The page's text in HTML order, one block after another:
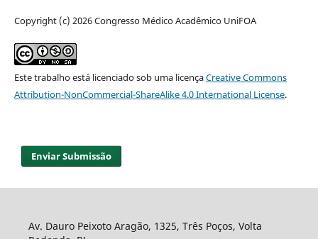
Copyright (c) 2026 Congresso Médico Acadêmico UniFOA
Este trabalho está licenciado sob uma licençaCreative Commons
Attribution-NonCommercial-ShareAlike 4.0 International License.
Enviar Submissão
Av. Dauro Peixoto Aragão, 1325, Três Poços, Volta